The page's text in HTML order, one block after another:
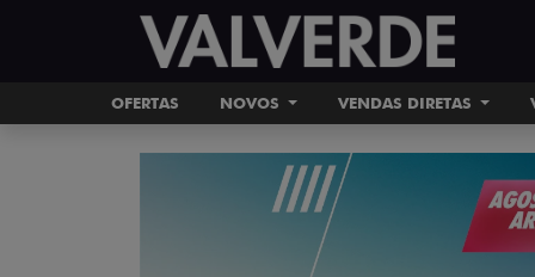
OFERTAS NOVOS VENDAS DIRETAS